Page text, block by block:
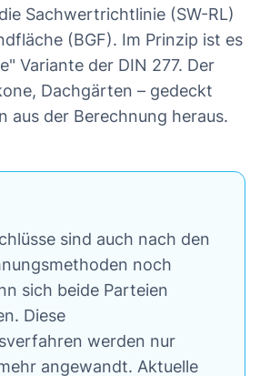
Sachwertrichtlinie (SW-RL)
(BGF). Im Prinzip ist es
Variante der DIN 277. Der
Dachgärten – gedeckt
aus der Berechnung heraus.
sind auch nach den
noch
sich beide Parteien
Diese
werden nur
angewandt. Aktuelle